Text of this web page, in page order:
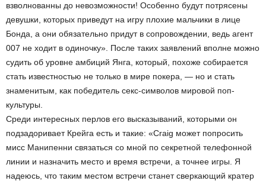
взволнованны до невозможности! Особенно будут потрясены
девушки, которых приведут на игру плохие мальчики в лице
Бонда, а они обязательно придут в сопровождении, ведь агент
007 не ходит в одиночку». После таких заявлений вполне можно
судить об уровне амбиций Янга, который, похоже собирается
стать известностью не только в мире покера, — но и стать
знаменитым, как победитель секс-символов мировой поп-
культуры.
Среди интересных перлов его высказываний, которыми он
подзадоривает Крейга есть и такие: «Craig может попросить
мисс Манипенни связаться со мной по секретной телефонной
линии и назначить место и время встречи, а точнее игры. Я
надеюсь, что таким местом встречи станет сверкающий кратер